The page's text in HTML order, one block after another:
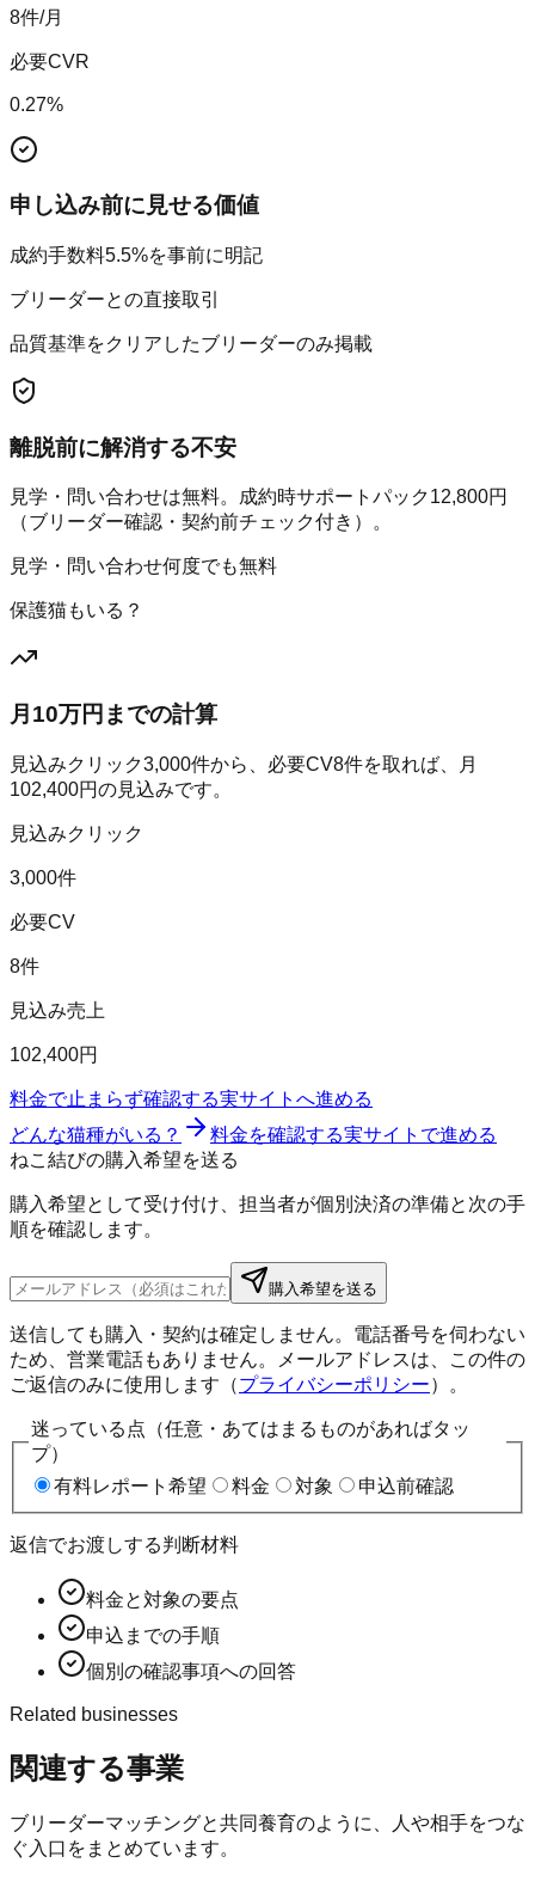
8件/月
必要CVR
0.27%
申し込み前に見せる価値
成約手数料5.5%を事前に明記
ブリーダーとの直接取引
品質基準をクリアしたブリーダーのみ掲載
離脱前に解消する不安
見学・問い合わせは無料。成約時サポートパック12,800円
（ブリーダー確認・契約前チェック付き）。
見学・問い合わせ何度でも無料
保護猫もいる？
月10万円までの計算
見込みクリック3,000件から、必要CV8件を取れば、月
102,400円の見込みです。
見込みクリック
3,000件
必要CV
8件
見込み売上
102,400円
料金で止まらず確認する実サイトへ進める
どんな猫種がいる？
料金を確認する実サイトで進める
ねこ結びの購入希望を送る
購入希望として受け付け、担当者が個別決済の準備と次の手
順を確認します。
購入希望を送る
送信しても購入・契約は確定しません。電話番号を伺わない
ため、営業電話もありません。メールアドレスは、この件の
ご返信のみに使用します（プライバシーポリシー）。
迷っている点（任意・あてはまるものがあればタッ
プ）
有料レポート希望
料金 対象 申込前確認
返信でお渡しする判断材料
料金と対象の要点
申込までの手順
個別の確認事項への回答
Related businesses
関連する事業
ブリーダーマッチングと共同養育のように、人や相手をつな
ぐ入口をまとめています。